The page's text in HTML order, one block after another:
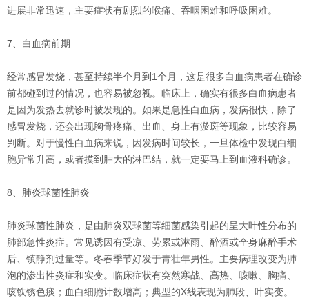
进展非常迅速，主要症状有剧烈的喉痛、吞咽困难和呼吸困难。
7、白血病前期
经常感冒发烧，甚至持续半个月到1个月，这是很多白血病患者在确诊
前都碰到过的情况，也容易被忽视。临床上，确实有很多白血病患者
是因为发热去就诊时被发现的。如果是急性白血病，发病很快，除了
感冒发烧，还会出现胸骨疼痛、出血、身上有淤斑等现象，比较容易
判断。对于慢性白血病来说，因发病时间较长，一旦体检中发现白细
胞异常升高，或者摸到肿大的淋巴结，就一定要马上到血液科确诊。
8、肺炎球菌性肺炎
肺炎球菌性肺炎，是由肺炎双球菌等细菌感染引起的呈大叶性分布的
肺部急性炎症。常见诱因有受凉、劳累或淋雨、醉酒或全身麻醉手术
后、镇静剂过量等。冬春季节好发于青壮年男性。主要病理改变为肺
泡的渗出性炎症和实变。临床症状有突然寒战、高热、咳嗽、胸痛、
咳铁锈色痰；血白细胞计数增高；典型的X线表现为肺段、叶实变。